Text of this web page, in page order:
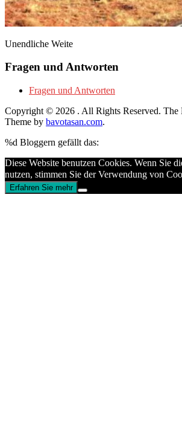
Unendliche Weite
Fragen und Antworten
Fragen und Antworten
Copyright © 2026 . All Rights Reserved. The
Theme by bavotasan.com.
%d Bloggern gefällt das:
Diese Website benutzen Cookies. Wenn Sie
nutzen, stimmen Sie der Verwendung von
Erfahren Sie mehr